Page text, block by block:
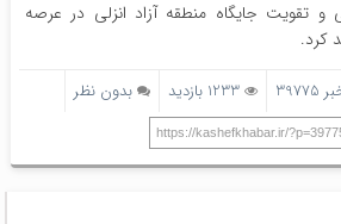
و تقویت جایگاه منطقه آزاد انزلی در عرصه
کرد.
1233 بازدید
بدون نظر
https://kashefkhabar.ir/